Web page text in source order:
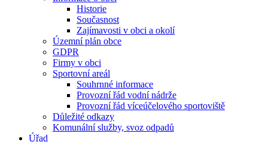
Historie
Současnost
Zajímavosti v obci a okolí
Územní plán obce
GDPR
Firmy v obci
Sportovní areál
Souhrnné informace
Provozní řád vodní nádrže
Provozní řád víceúčelového sportoviště
Důležité odkazy
Komunální služby, svoz odpadů
Úřad